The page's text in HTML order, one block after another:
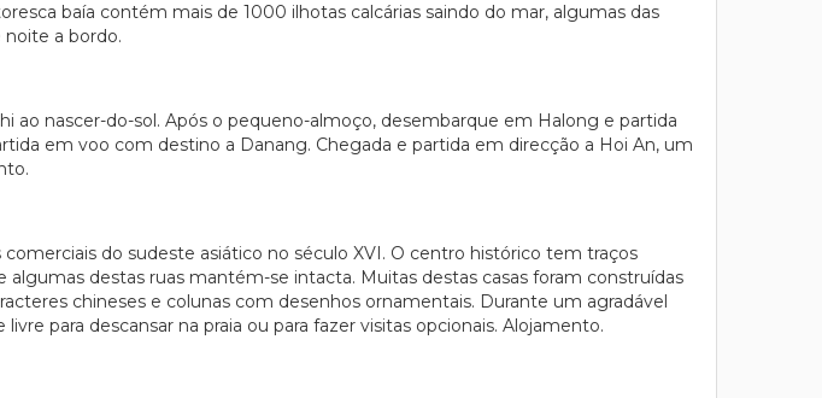
baía contém mais de 1000 ilhotas calcárias saindo do mar, algumas das
a bordo.
ao nascer-do-sol. Após o pequeno-almoço, desembarque em Halong e partida
em voo com destino a Danang. Chegada e partida em direcção a Hoi An, um
do sudeste asiático no século XVI. O centro histórico tem traços
destas ruas mantém-se intacta. Muitas destas casas foram construídas
chineses e colunas com desenhos ornamentais. Durante um agradável
para descansar na praia ou para fazer visitas opcionais. Alojamento.